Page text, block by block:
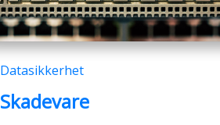
Datasikkerhet
Skadevare